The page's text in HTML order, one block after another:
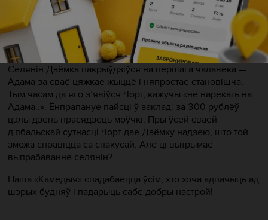
гумарыстычныя дыялогі, востры гратэск, запальныя
музычныя нумары — ад класікі да сучасных кампазіцый.
Яна расказвае пра кожнага з нас — звычайнага
чалавека, яго сілу і слабасці.
Селянін Дзёмка пакрыўдзіўся на першага чалавека —
Адама за сваё цяжкае жыццё і няпростае становішча.
Тым часам да яго з’явіўся Чорт, кажучы «не нарекать на
Адама..». Ёнпрапануе пайсці ў заклад: за 300 рублёў
цэлы дзень прасядзець моўчкі. Пры ўсёй сваёй
д'ябальскай сутнасці Чорт дае Дзёмку надзею, што той
зможа справіцца са спакусай. Але ці вытрымае
выпрабаванне селянін?...
Наша «‎Камедыя» спадабаецца ўсім, хто хоча адпачыць ад
шэрых будняў і падарыць сабе добры настрой!